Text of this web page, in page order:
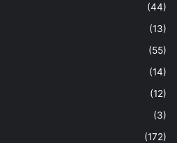
(44)
(13)
(55)
(14)
(12)
(3)
(172)